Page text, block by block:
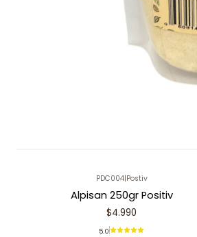
PDC004|Postiv
Alpisan 250gr Positiv
$4.990
5.0